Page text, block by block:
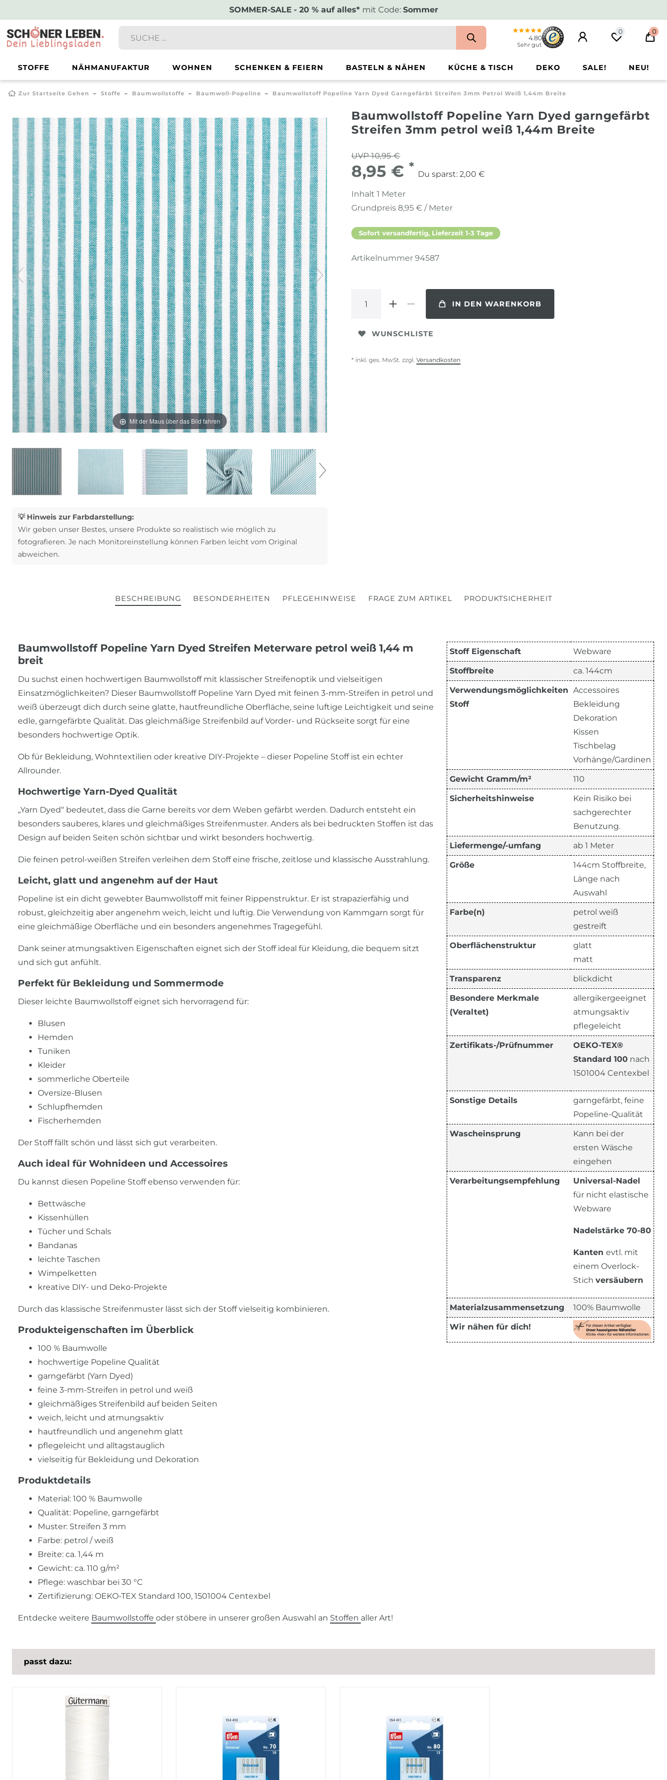
SOMMER-SALE - 20 % auf alles* mit Code: Sommer
4.80
Sehr gut
0 0
STOFFE NÄHMANUFAKTUR WOHNEN SCHENKEN & FEIERN BASTELN & NÄHEN KÜCHE & TISCH DEKO SALE! NEU!
Zur Startseite Gehen Stoffe Baumwollstoffe Baumwoll-Popeline Baumwollstoff Popeline Yarn Dyed Garngefärbt Streifen 3mm Petrol Weiß 1,44m Breite
Mit der Maus über das Bild fahren
💡 Hinweis zur Farbdarstellung:
Wir geben unser Bestes, unsere Produkte so realistisch wie möglich zu
fotografieren. Je nach Monitoreinstellung können Farben leicht vom Original
abweichen.
Baumwollstoff Popeline Yarn Dyed garngefärbt
Streifen 3mm petrol weiß 1,44m Breite
UVP 10,95 €
8,95 € *
Du sparst: 2,00 €
Inhalt 1 Meter
Grundpreis 8,95 € / Meter
Sofort versandfertig, Lieferzeit 1-3 Tage
Artikelnummer 94587
IN DEN WARENKORB
WUNSCHLISTE
* inkl. ges. MwSt. zzgl. Versandkosten
BESCHREIBUNG BESONDERHEITEN PFLEGEHINWEISE FRAGE ZUM ARTIKEL PRODUKTSICHERHEIT
Baumwollstoff Popeline Yarn Dyed Streifen Meterware petrol weiß 1,44 m
breit
Du suchst einen hochwertigen Baumwollstoff mit klassischer Streifenoptik und vielseitigen
Einsatzmöglichkeiten? Dieser Baumwollstoff Popeline Yarn Dyed mit feinen 3-mm-Streifen in petrol und
weiß überzeugt dich durch seine glatte, hautfreundliche Oberfläche, seine luftige Leichtigkeit und seine
edle, garngefärbte Qualität. Das gleichmäßige Streifenbild auf Vorder- und Rückseite sorgt für eine
besonders hochwertige Optik.
Ob für Bekleidung, Wohntextilien oder kreative DIY-Projekte – dieser Popeline Stoff ist ein echter
Allrounder.
Hochwertige Yarn-Dyed Qualität
„Yarn Dyed“ bedeutet, dass die Garne bereits vor dem Weben gefärbt werden. Dadurch entsteht ein
besonders sauberes, klares und gleichmäßiges Streifenmuster. Anders als bei bedruckten Stoffen ist das
Design auf beiden Seiten schön sichtbar und wirkt besonders hochwertig.
Die feinen petrol-weißen Streifen verleihen dem Stoff eine frische, zeitlose und klassische Ausstrahlung.
Leicht, glatt und angenehm auf der Haut
Popeline ist ein dicht gewebter Baumwollstoff mit feiner Rippenstruktur. Er ist strapazierfähig und
robust, gleichzeitig aber angenehm weich, leicht und luftig. Die Verwendung von Kammgarn sorgt für
eine gleichmäßige Oberfläche und ein besonders angenehmes Tragegefühl.
Dank seiner atmungsaktiven Eigenschaften eignet sich der Stoff ideal für Kleidung, die bequem sitzt
und sich gut anfühlt.
Perfekt für Bekleidung und Sommermode
Dieser leichte Baumwollstoff eignet sich hervorragend für:
Blusen
Hemden
Tuniken
Kleider
sommerliche Oberteile
Oversize-Blusen
Schlupfhemden
Fischerhemden
Der Stoff fällt schön und lässt sich gut verarbeiten.
Auch ideal für Wohnideen und Accessoires
Du kannst diesen Popeline Stoff ebenso verwenden für:
Bettwäsche
Kissenhüllen
Tücher und Schals
Bandanas
leichte Taschen
Wimpelketten
kreative DIY- und Deko-Projekte
Durch das klassische Streifenmuster lässt sich der Stoff vielseitig kombinieren.
Produkteigenschaften im Überblick
100 % Baumwolle
hochwertige Popeline Qualität
garngefärbt (Yarn Dyed)
feine 3-mm-Streifen in petrol und weiß
gleichmäßiges Streifenbild auf beiden Seiten
weich, leicht und atmungsaktiv
hautfreundlich und angenehm glatt
pflegeleicht und alltagstauglich
vielseitig für Bekleidung und Dekoration
Produktdetails
Material: 100 % Baumwolle
Qualität: Popeline, garngefärbt
Muster: Streifen 3 mm
Farbe: petrol / weiß
Breite: ca. 1,44 m
Gewicht: ca. 110 g/m²
Pflege: waschbar bei 30 °C
Zertifizierung: OEKO-TEX Standard 100, 1501004 Centexbel
Entdecke weitere Baumwollstoffe oder stöbere in unserer großen Auswahl an Stoffen aller Art!
Stoff Eigenschaft Webware
Stoffbreite ca. 144cm
Verwendungsmöglichkeiten
Stoff
Accessoires
Bekleidung
Dekoration
Kissen
Tischbelag
Vorhänge/Gardinen
Gewicht Gramm/m² 110
Sicherheitshinweise
Kein Risiko bei
sachgerechter
Benutzung.
Liefermenge/-umfang ab 1 Meter
Größe
144cm Stoffbreite,
Länge nach
Auswahl
Farbe(n)
petrol weiß
gestreift
Oberflächenstruktur
glatt
matt
Transparenz blickdicht
Besondere Merkmale
(Veraltet)
allergikergeeignet
atmungsaktiv
pflegeleicht
Zertifikats-/Prüfnummer
OEKO-TEX®
Standard 100 nach
1501004 Centexbel
Sonstige Details
garngefärbt, feine
Popeline-Qualität
Wascheinsprung
Kann bei der
ersten Wäsche
eingehen
Verarbeitungsempfehlung
Universal-Nadel
für nicht elastische
Webware
Nadelstärke 70-80
Kanten evtl. mit
einem Overlock-
Stich versäubern
Materialzusammensetzung 100% Baumwolle
Wir nähen für dich!
passt dazu: